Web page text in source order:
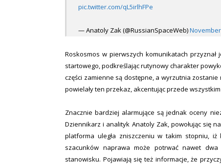
pic.twitter.com/qL5irlhFPe
— Anatoly Zak (@RussianSpaceWeb)November
Roskosmos w pierwszych komunikatach
startowego, podkreślając rutynowy charakter
części zamienne są dostępne, a wyrzutnia
powielały ten przekaz, akcentując przede wszystkim
Znacznie bardziej alarmujące są jednak oceny
Dziennikarz i analityk Anatoly Zak, powołując się
platforma uległa zniszczeniu w takim stopniu, iż
szacunków naprawa może potrwać nawet
stanowisku. Pojawiają się też informacje, że